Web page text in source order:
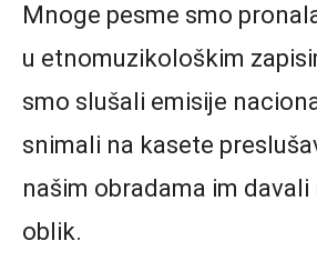
Mnoge pesme smo
u etnomuzikološkim
smo slušali emisije
snimali na kasete
našim obradama im davali
oblik.